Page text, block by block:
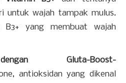
untuk wajah tampak mulus.
yang membuat wajah
Gluta-Boost-
antioksidan yang dikenal